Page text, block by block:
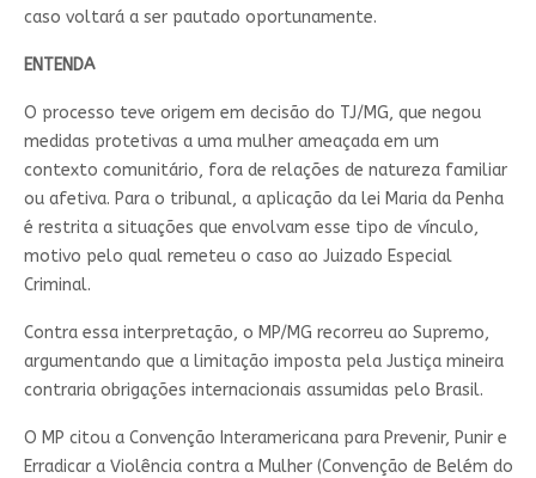
caso voltará a ser pautado oportunamente.
ENTENDA
O processo teve origem em decisão do TJ/MG, que negou
medidas protetivas a uma mulher ameaçada em um
contexto comunitário, fora de relações de natureza familiar
ou afetiva. Para o tribunal, a aplicação da lei Maria da Penha
é restrita a situações que envolvam esse tipo de vínculo,
motivo pelo qual remeteu o caso ao Juizado Especial
Criminal.
Contra essa interpretação, o MP/MG recorreu ao Supremo,
argumentando que a limitação imposta pela Justiça mineira
contraria obrigações internacionais assumidas pelo Brasil.
O MP citou a Convenção Interamericana para Prevenir, Punir e
Erradicar a Violência contra a Mulher (Convenção de Belém do